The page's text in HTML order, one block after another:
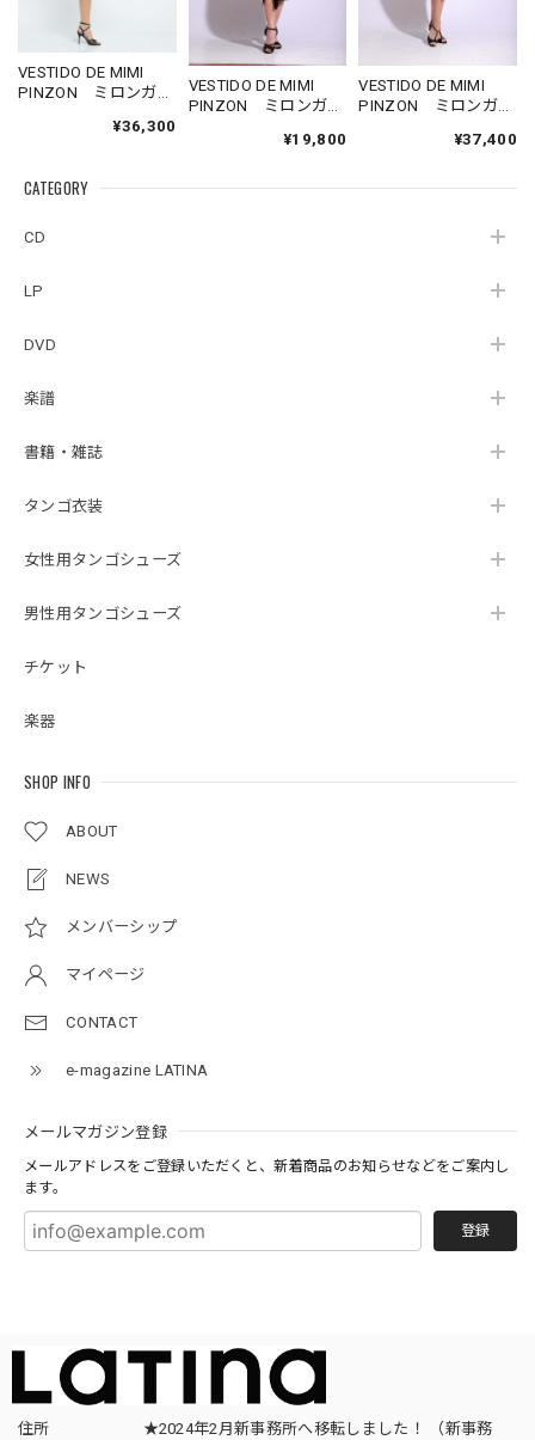
CATEGORY
CD
LP
DVD
楽譜
書籍・雑誌
タンゴ衣装
女性用タンゴシューズ
男性用タンゴシューズ
チケット
楽器
SHOP INFO
ABOUT
NEWS
メンバーシップ
マイページ
CONTACT
e-magazine LATINA
メールマガジン登録
メールアドレスをご登録いただくと、新着商品のお知らせなどをご案内し
ます。
登録
VESTIDO DE MIMI
PINZON ミロンガ
ピース Mサイズ¥36,300
VESTIDO DE MIMI
PINZON ミロンガ
カート Mサイズ¥19,800
VESTIDO DE MIMI
PINZON ミロンガ
テタイトワンピー¥37,400
住所
★2024年2月新事務所へ移転しました！ （新事務